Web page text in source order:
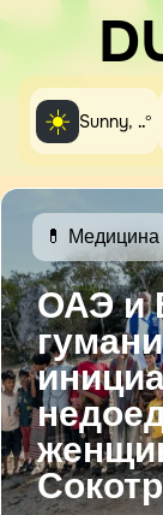
☀️ Sunny, ..°
ОАЭ и
💊 Медицина